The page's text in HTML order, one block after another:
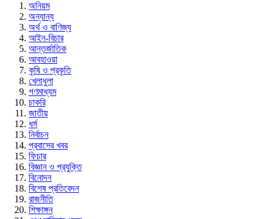
অনিয়ম
অন্যান্য
অর্থ ও বাণিজ্য
আইন-বিচার
আন্তর্জাতিক
আবহাওয়া
কৃষি ও প্রকৃতি
খেলাধুলা
গণমাধ্যম
চাকরি
জাতীয়
ধর্ম
নির্বাচন
প্রবাসের খবর
ফিচার
বিজ্ঞান ও প্রযুক্তি
বিনোদন
বিশেষ প্রতিবেদন
রাজনীতি
শিক্ষাঙ্গন